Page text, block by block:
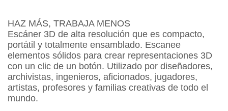
HAZ MÁS, TRABAJA MENOS
Escáner 3D de alta resolución que es compacto,
portátil y totalmente ensamblado. Escanee
elementos sólidos para crear representaciones 3D
con un clic de un botón. Utilizado por diseñadores,
archivistas, ingenieros, aficionados, jugadores,
artistas, profesores y familias creativas de todo el
mundo.